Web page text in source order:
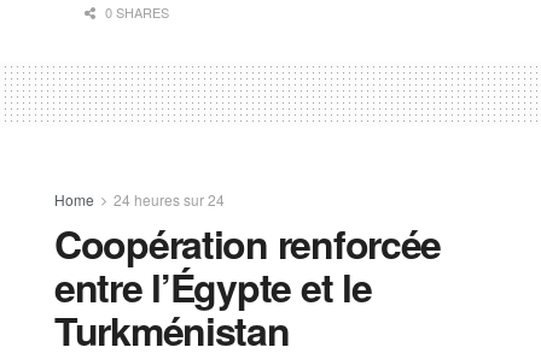
0 SHARES
Home 24 heures sur 24
Coopération renforcée
entre l’Égypte et le
Turkménistan